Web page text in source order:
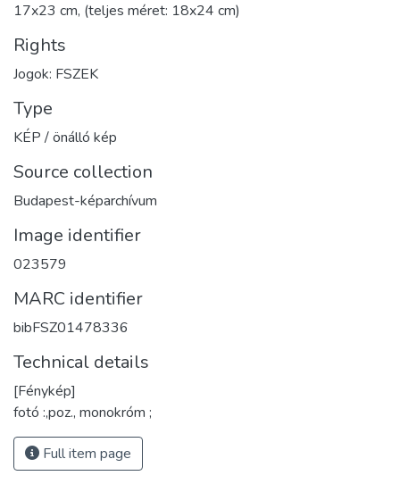
17x23 cm, (teljes méret: 18x24 cm)
Rights
Jogok: FSZEK
Type
KÉP / önálló kép
Source collection
Budapest-képarchívum
Image identifier
023579
MARC identifier
bibFSZ01478336
Technical details
[Fénykép]
fotó :,poz., monokróm ;
Full item page